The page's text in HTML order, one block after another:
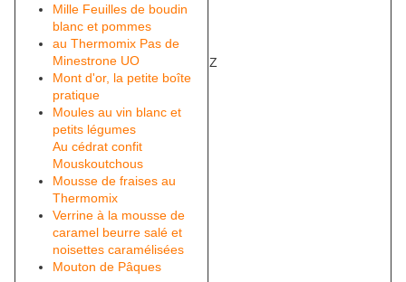
Mille Feuilles de boudin
blanc et pommes
au Thermomix Pas de
Minestrone UO
Mont d'or, la petite boîte
pratique
Moules au vin blanc et
petits légumes
Au cédrat confit
Mouskoutchous
Mousse de fraises au
Thermomix
Verrine à la mousse de
caramel beurre salé et
noisettes caramélisées
Mouton de Pâques
Z